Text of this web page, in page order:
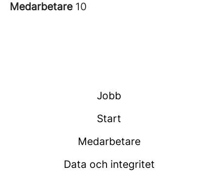
Medarbetare 10
Jobb
Start
Medarbetare
Data och integritet